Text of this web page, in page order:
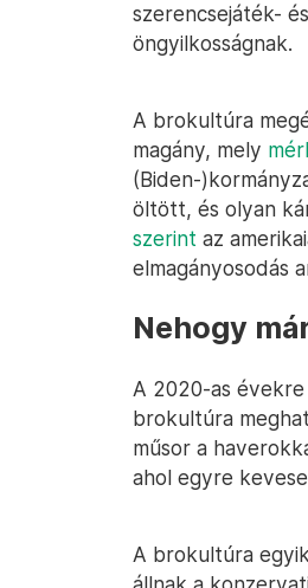
szerencsejáték- és
öngyilkosságnak.
A brokultúra
magány, mely
(Biden-
öltött, és olyan
szerint az
elmagányosodás
Nehogy
A 2020-as
brokultúra
műsor a
ahol egyre
A brokultúra